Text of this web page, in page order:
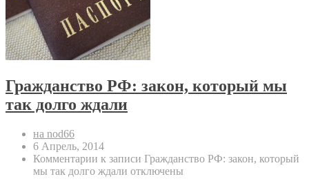
Гражданство РФ: закон, который мы
так долго ждали
на nod66
6 Апрель, 2014
Комментарии к записи Гражданство РФ: закон, который
мы так долго ждали отключены